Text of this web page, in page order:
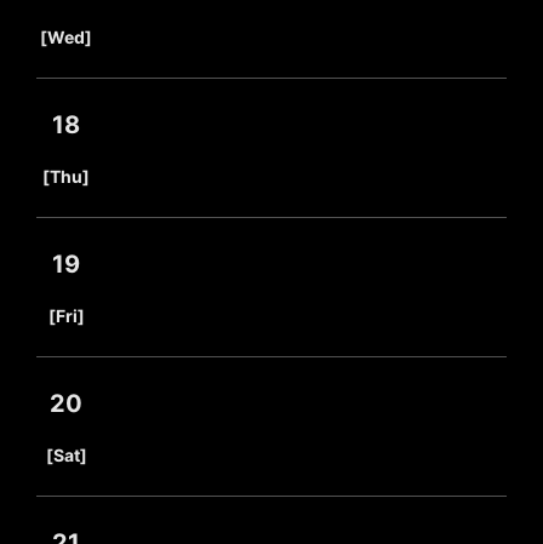
[Wed]
18
[Thu]
19
[Fri]
20
[Sat]